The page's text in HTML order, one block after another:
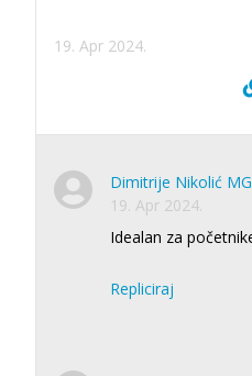
19. Apr 2024.
Dimitrije Nikolić
19. Apr 2024.
Idealan za
Repliciraj